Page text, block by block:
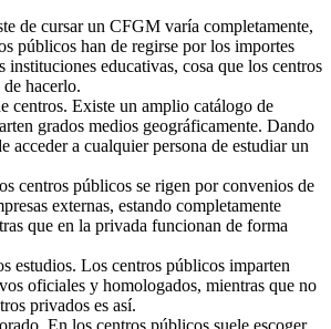
de cursar un CFGM varía completamente,
públicos han de regirse por los importes
instituciones educativas, cosa que los centros
hacerlo.
centros. Existe un amplio catálogo de
grados medios geográficamente. Dando
acceder a cualquier persona de estudiar un
centros públicos se rigen por convenios de
externas, estando completamente
que en la privada funcionan de forma
estudios. Los centros públicos imparten
oficiales y homologados, mientras que no
privados es así.